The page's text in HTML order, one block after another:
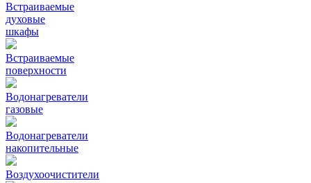
Встраиваемые
духовые
шкафы
Встраиваемые
поверхности
Водонагреватели
газовые
Водонагреватели
накопительные
Воздухоочистители